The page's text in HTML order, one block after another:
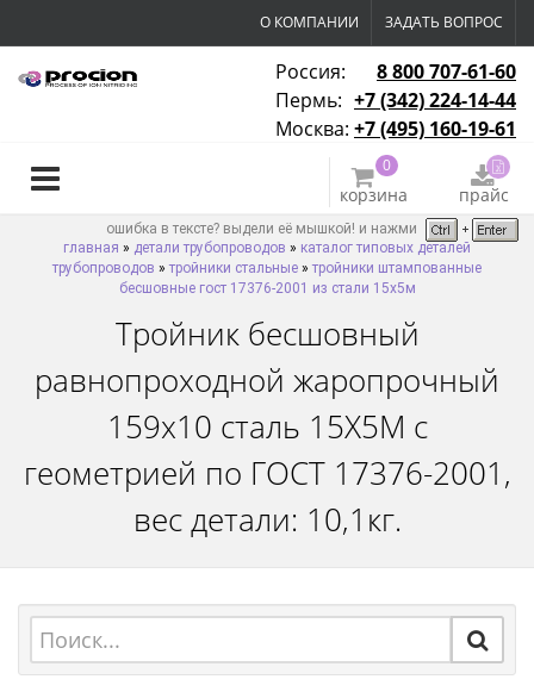
О КОМПАНИИ ЗАДАТЬ ВОПРОС
Россия:
8 800 707-61-60
Пермь: +7 (342) 224-14-44
Москва: +7 (495) 160-19-61
0
корзина прайс
ошибка в тексте? выдели её мышкой! и нажми
главная » детали трубопроводов » каталог типовых деталей
трубопроводов » тройники стальные » тройники штампованные
бесшовные гост 17376-2001 из стали 15х5м
Тройник бесшовный
равнопроходной жаропрочный
159х10 сталь 15Х5М с
геометрией по ГОСТ 17376-2001,
вес детали: 10,1кг.